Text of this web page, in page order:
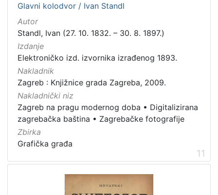
Glavni kolodvor / Ivan Standl
Autor
Standl, Ivan (27. 10. 1832. – 30. 8. 1897.)
Izdanje
Elektroničko izd. izvornika izrađenog 1893.
Nakladnik
Zagreb : Knjižnice grada Zagreba, 2009.
Nakladnički niz
Zagreb na pragu modernog doba • Digitalizirana
zagrebačka baština • Zagrebačke fotografije
Zbirka
Grafička građa
11